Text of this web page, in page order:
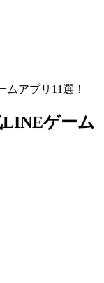
アプリ11選！
ゲーム